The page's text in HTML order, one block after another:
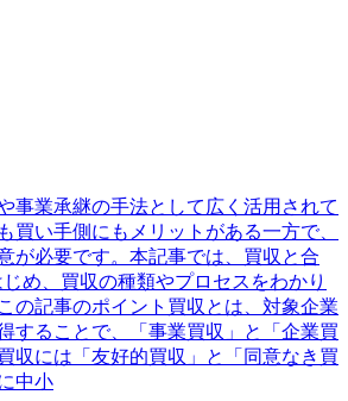
事業承継の手法として広く活用されて
買い手側にもメリットがある一方で、
が必要です。本記事では、買収と合
め、買収の種類やプロセスをわかり
の記事のポイント買収とは、対象企業
することで、「事業買収」と「企業買
収には「友好的買収」と「同意なき買
中小